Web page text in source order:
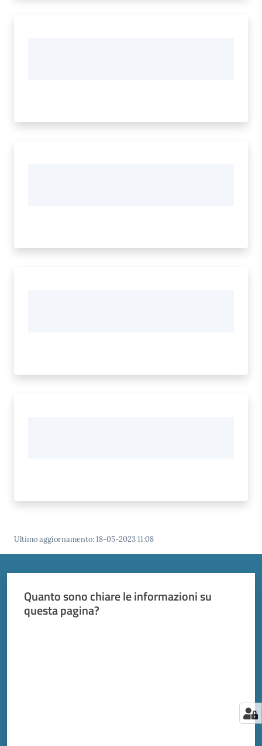
Ultimo aggiornamento:18-05-2023 11:08
Quanto sono chiare le informazioni su
questa pagina?